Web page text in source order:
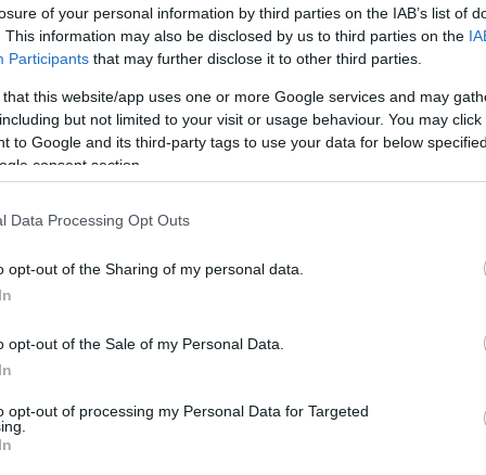
of your personal information by third parties on the IAB’s list of
This information may also be disclosed by us to third parties on the
Participants that may further disclose it to other third parties.
that this website/app uses one or more Google services and may
but not limited to your visit or usage behaviour. You may
to Google and its third-party tags to use your data for below
consent section.
Data Processing Opt Outs
opt-out of the Sharing of my personal data.
opt-out of the Sale of my Personal Data.
opt-out of processing my Personal Data for Targeted
- 13:09
Ιωνία: Άνδρας απείλησε με όπλο
ότι έκαναν ζημιά στο ΙΧ και τους έδειξε όπλο που
- 10:38